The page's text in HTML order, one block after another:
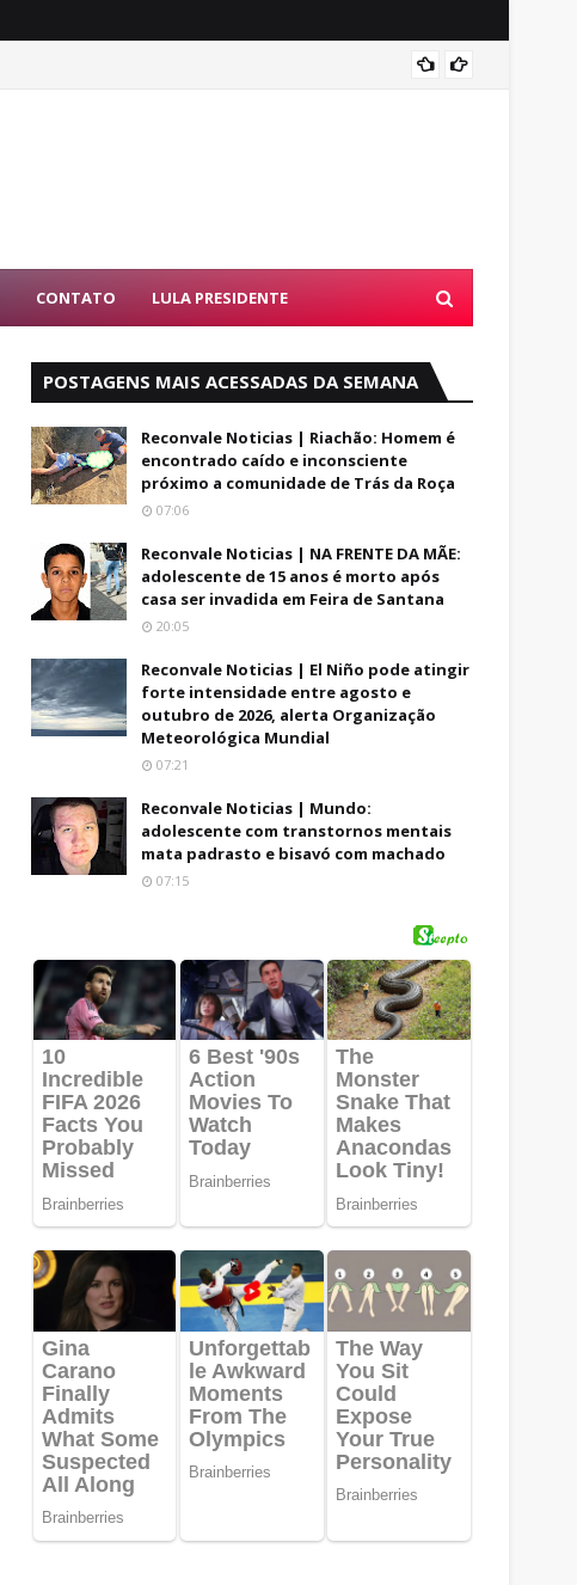
CONTATO LULA PRESIDENTE
POSTAGENS MAIS ACESSADAS DA SEMANA
Reconvale Noticias | Riachão: Homem é
encontrado caído e inconsciente
próximo a comunidade de Trás da Roça
07:06
Reconvale Noticias | NA FRENTE DA MÃE:
adolescente de 15 anos é morto após
casa ser invadida em Feira de Santana
20:05
Reconvale Noticias | El Niño pode atingir
forte intensidade entre agosto e
outubro de 2026, alerta Organização
Meteorológica Mundial
07:21
Reconvale Noticias | Mundo:
adolescente com transtornos mentais
mata padrasto e bisavó com machado
07:15